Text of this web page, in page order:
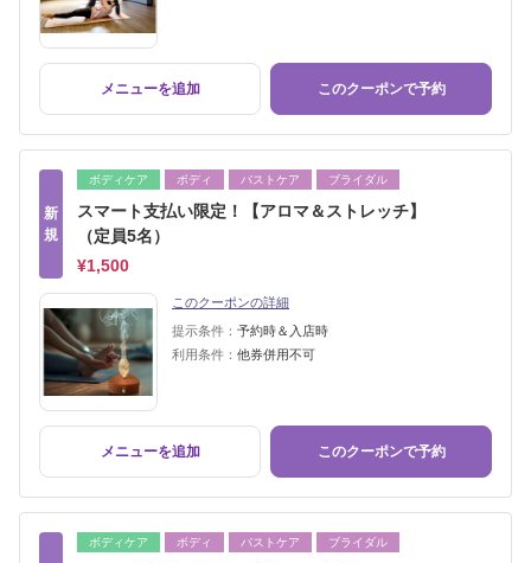
メニューを追加 このクーポンで予約
新
規
ボディケア ボディ バストケア ブライダル
スマート支払い限定！【アロマ＆ストレッチ】
（定員5名）
¥1,500
このクーポンの詳細
提示条件： 予約時＆入店時
利用条件： 他券併用不可
メニューを追加 このクーポンで予約
ボディケア ボディ バストケア ブライダル